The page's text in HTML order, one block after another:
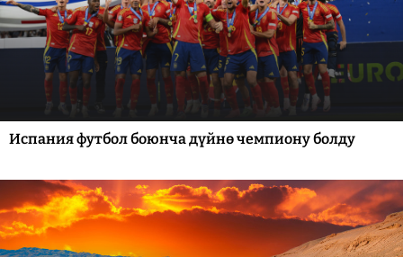
Испания футбол боюнча дүйнө чемпиону болду